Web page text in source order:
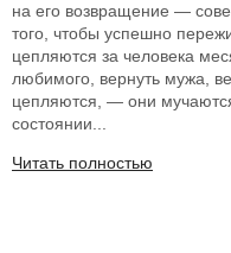
на его возвращение —
того, чтобы успешно
цепляются за человека
любимого, вернуть мужа,
цепляются, — они
состоянии...
Читать полностью